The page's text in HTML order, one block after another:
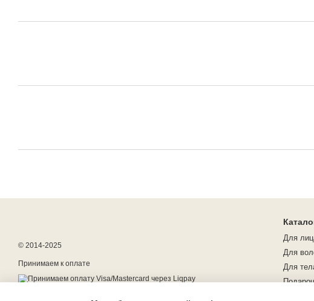
© 2014-2025
Принимаем к оплате
Для
Для
Для